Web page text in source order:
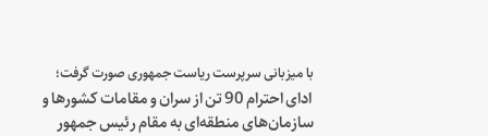
با میزبانی سرپرست ریاست جمهوری صورت گرفت؛
ادای احترام 90 تن از سران و مقامات کشورها و
سازمان‌های منطقه‌ای به مقام رئیس جمهور